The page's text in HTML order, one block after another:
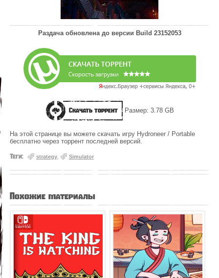
Раздача обновлена до версии Build 23152053
Скачать торрент Размер: 3.78 GB
На этой странице вы можете скачать игру Hydroneer / Portable
бесплатно через торрент последней версий.
Теги: strategy Simulator
Похожие материалы